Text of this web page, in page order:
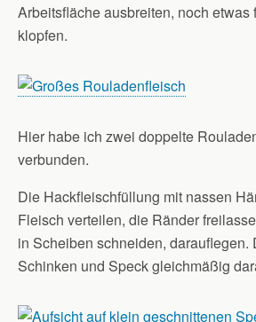
Arbeitsfläche ausbreiten, noch etwas
klopfen.
Hier habe ich zwei doppelte
verbunden.
Die Hackfleischfüllung mit nassen
Fleisch verteilen, die Ränder
in Scheiben schneiden, darauflegen.
Schinken und Speck gleichmäßig